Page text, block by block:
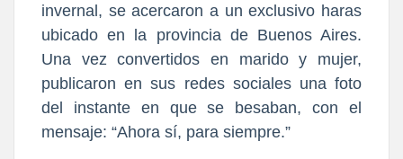
invernal, se acercaron a un exclusivo haras
ubicado en la provincia de Buenos Aires.
Una vez convertidos en marido y mujer,
publicaron en sus redes sociales una foto
del instante en que se besaban, con el
mensaje: “Ahora sí, para siempre.”